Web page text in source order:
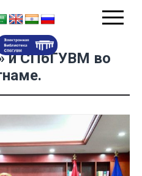
и СПбГУВМ во